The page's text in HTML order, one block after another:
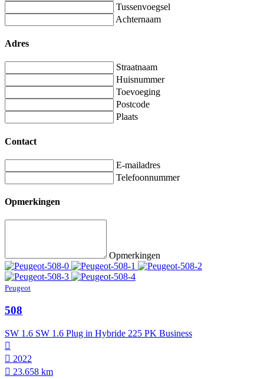
Tussenvoegsel
Achternaam
Adres
Straatnaam
Huisnummer
Toevoeging
Postcode
Plaats
Contact
E-mailadres
Telefoonnummer
Opmerkingen
Opmerkingen
Peugeot
508
SW 1.6 SW 1.6 Plug in Hybride 225 PK Business
2022
23.658 km